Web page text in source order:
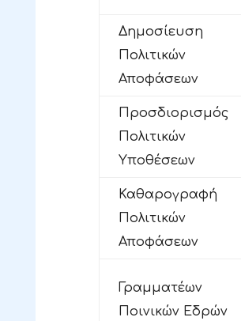
Δημοσίευση
Πολιτικών
Αποφάσεων
Προσδιορισμός
Πολιτικών
Υποθέσεων
Καθαρογραφή
Πολιτικών
Αποφάσεων
Γραμματέων
Ποινικών Εδρών